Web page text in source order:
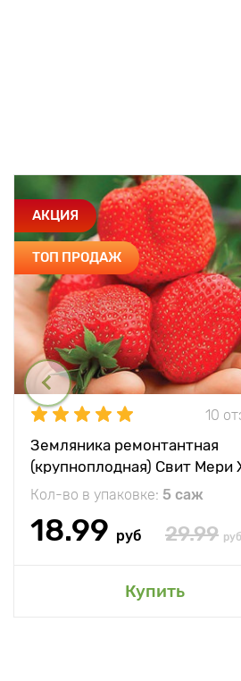
АКЦИЯ
ТОП ПРОДАЖ
10
Земляника ремонтантная
(крупноплодная) Свит Мери
Кол-во в упаковке: 5 саж
18.99 руб 29.99 руб
Купить